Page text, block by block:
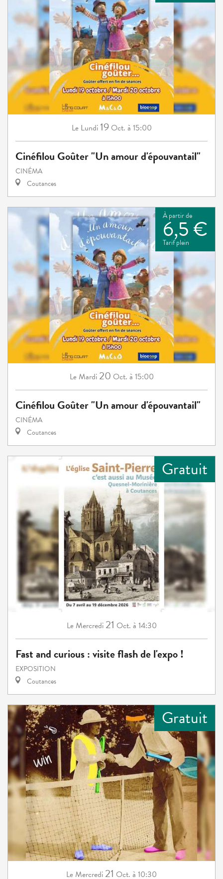
Le Lundi 19 Oct. à 15:00
Cinéfilou Goûter "Un amour d'épouvantail"
CINÉMA
Coutances
À partir de
6,5 €
Tarif plein
Le Mardi 20 Oct. à 15:00
Cinéfilou Goûter "Un amour d'épouvantail"
CINÉMA
Coutances
Gratuit
Le Mercredi 21 Oct. à 14:30
Fast and curious : visite flash de l'expo !
EXPOSITION
Coutances
Gratuit
Le Mercredi 21 Oct. à 10:30